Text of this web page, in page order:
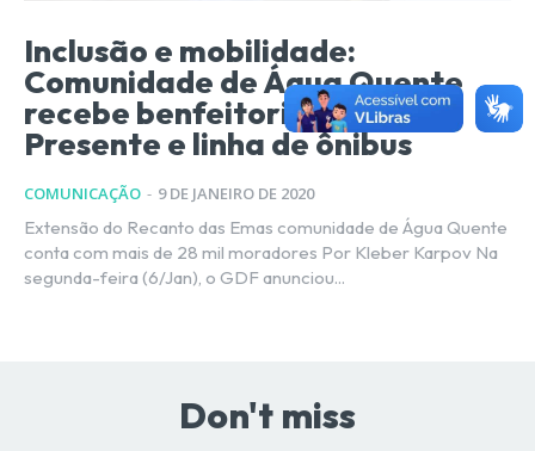
Inclusão e mobilidade:
Comunidade de Água Quente
recebe benfeitorias do GDF
Presente e linha de ônibus
COMUNICAÇÃO - 9 DE JANEIRO DE 2020
Extensão do Recanto das Emas comunidade de Água Quente
conta com mais de 28 mil moradores Por Kleber Karpov Na
segunda-feira (6/Jan), o GDF anunciou...
Don't miss